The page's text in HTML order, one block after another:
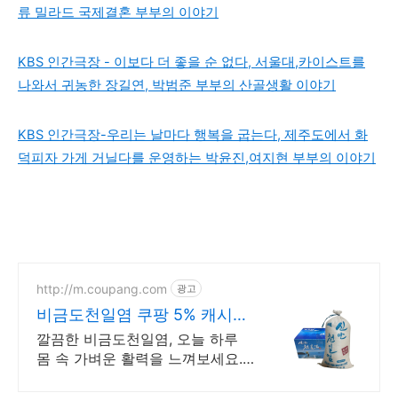
류 밀라드 국제결혼 부부의 이야기
KBS 인간극장 - 이보다 더 좋을 순 없다, 서울대,카이스트를
나와서 귀농한 장길연, 박범준 부부의 산골생활 이야기
KBS 인간극장-우리는 날마다 행복을 굽는다, 제주도에서 화
덕피자 가게 거닐다를 운영하는 박윤진,여지현 부부의 이야기
http://m.coupang.com 광고
비금도천일염 쿠팡 5% 캐시적
립 혜택까지
깔끔한 비금도천일염, 오늘 하루
몸 속 가벼운 활력을 느껴보세요.